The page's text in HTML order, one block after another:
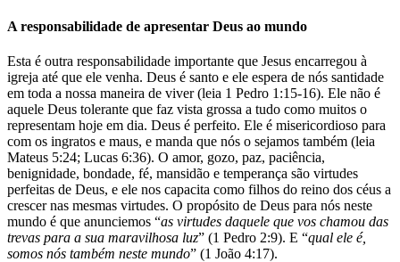
A responsabilidade de apresentar Deus ao mundo
Esta é outra responsabilidade importante que Jesus encarregou à
igreja até que ele venha. Deus é santo e ele espera de nós santidade
em toda a nossa maneira de viver (leia 1 Pedro 1:15-16). Ele não é
aquele Deus tolerante que faz vista grossa a tudo como muitos o
representam hoje em dia. Deus é perfeito. Ele é misericordioso para
com os ingratos e maus, e manda que nós o sejamos também (leia
Mateus 5:24; Lucas 6:36). O amor, gozo, paz, paciência,
benignidade, bondade, fé, mansidão e temperança são virtudes
perfeitas de Deus, e ele nos capacita como filhos do reino dos céus a
crescer nas mesmas virtudes. O propósito de Deus para nós neste
mundo é que anunciemos “as virtudes daquele que vos chamou das
trevas para a sua maravilhosa luz” (1 Pedro 2:9). E “qual ele é,
somos nós também neste mundo” (1 João 4:17).